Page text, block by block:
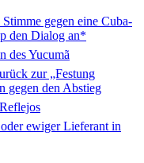
gegen eine Cuba-
den Dialog an*
des Yucumã
zur „Festung
gegen den Abstieg
ewiger Lieferant in